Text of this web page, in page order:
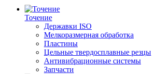
Точение
Державки ISO
Мелкоразмерная обработка
Пластины
Цельные твердосплавные резцы
Антивибрационные системы
Запчасти